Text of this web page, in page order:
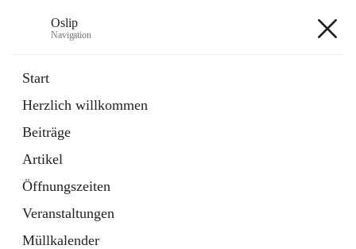
Oslip
Navigation
Start
Herzlich willkommen
Beiträge
Artikel
Öffnungszeiten
Veranstaltungen
Müllkalender
Externe Webseite
in
Tab
Bundeskanzleramt Österreich
Externe Webseite
öffnet
in
neuem
Tab